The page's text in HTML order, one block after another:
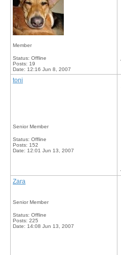
Member
Status: Offline
Posts: 19
Date: 12:16 Jun 8, 2007
toni
Senior Member
Status: Offline
Posts: 152
Date: 12:01 Jun 13, 2007
Zara
Senior Member
Status: Offline
Posts: 225
Date: 14:08 Jun 13, 2007